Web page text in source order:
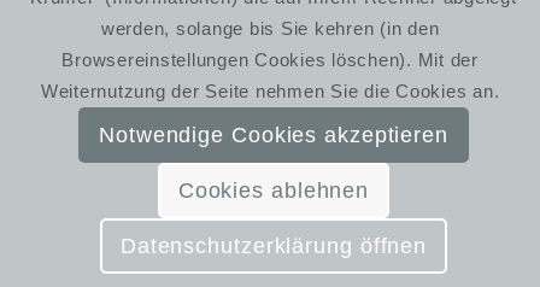
werden, solange bis Sie kehren (in den
Browsereinstellungen Cookies löschen). Mit der
Weiternutzung der Seite nehmen Sie die Cookies an.
Notwendige Cookies akzeptieren
Cookies ablehnen
Datenschutzerklärung öffnen